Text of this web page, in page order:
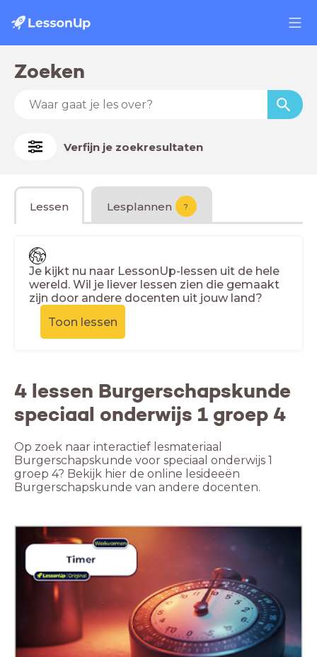
Zoeken
Verfijn je zoekresultaten
Lessen Lesplannen ?
Je kijkt nu naar LessonUp-lessen uit de hele
wereld. Wil je liever lessen zien die gemaakt
zijn door andere docenten uit jouw land?
Toon lessen
4 lessen Burgerschapskunde
speciaal onderwijs 1 groep 4
Op zoek naar interactief lesmateriaal
Burgerschapskunde voor speciaal onderwijs 1
groep 4? Bekijk hier de online lesideeën
Burgerschapskunde van andere docenten.